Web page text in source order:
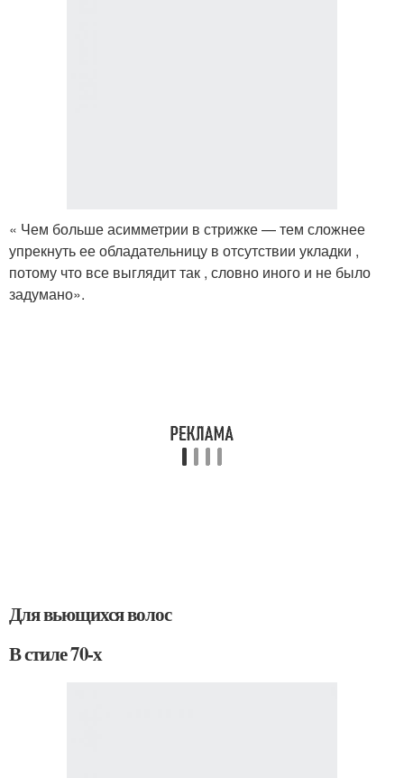
« Чем больше асимметрии в стрижке — тем сложнее
упрекнуть ее обладательницу в отсутствии укладки ,
потому что все выглядит так , словно иного и не было
задумано».
Для вьющихся волос
В стиле 70-х